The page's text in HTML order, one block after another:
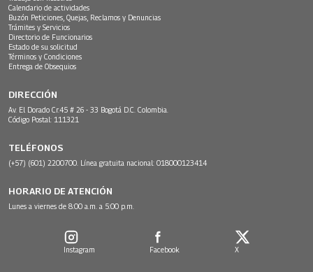
Calendario de actividades
Buzón Peticiones, Quejas, Reclamos y Denuncias
Trámites y Servicios
Directorio de Funcionarios
Estado de su solicitud
Términos y Condiciones
Entrega de Obsequios
DIRECCIÓN
Av. El Dorado Cr.45 # 26 - 33 Bogotá D.C. Colombia.
Código Postal: 111321
TELÉFONOS
(+57) (601) 2200700. Línea gratuita nacional: 018000123414
HORARIO DE ATENCIÓN
Lunes a viernes de 8:00 a.m. a 5:00 p.m.
Instagram Facebook X